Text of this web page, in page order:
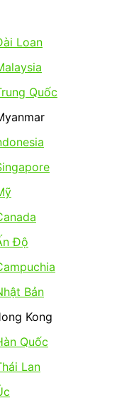
Loan
Quốc
Độ
Bản
Kong
Quốc
Lan